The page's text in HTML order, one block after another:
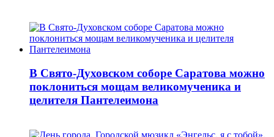
В Свято-Духовском соборе Саратова можно
поклониться мощам великомученика и
целителя Пантелеимона